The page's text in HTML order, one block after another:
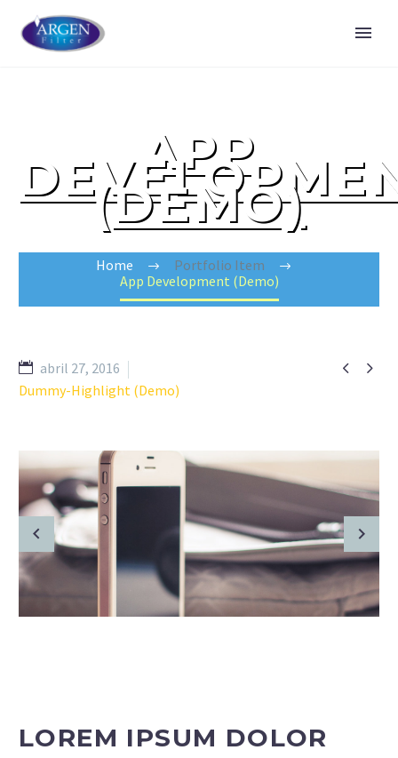
APP
(DEMO)
Home
Portfolio Item
App Development (Demo)
 
abril 27, 2016
Dummy-Highlight (Demo)
LOREM IPSUM DOLOR